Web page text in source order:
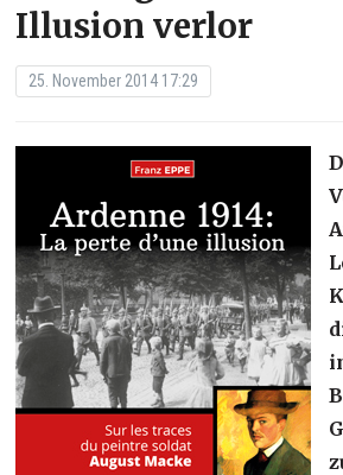
Illusion verlor
25. November 2014 17:29